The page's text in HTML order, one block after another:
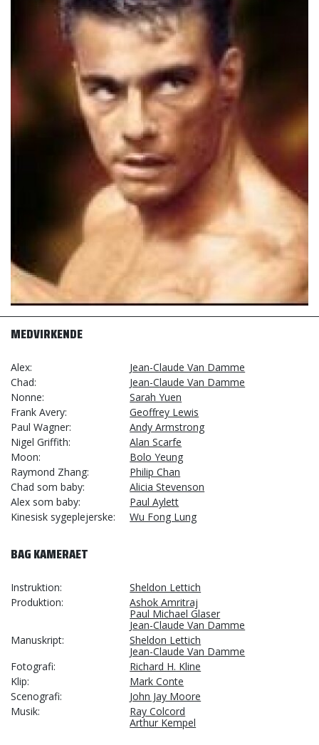
MEDVIRKENDE
Alex
Jean-Claude Van Damme
Chad
Jean-Claude Van Damme
Nonne
Sarah Yuen
Frank Avery
Geoffrey Lewis
Paul Wagner
Andy Armstrong
Nigel Griffith
Alan Scarfe
Moon
Bolo Yeung
Raymond Zhang
Philip Chan
Chad som baby
Alicia Stevenson
Alex som baby
Paul Aylett
Kinesisk sygeplejerske
Wu Fong Lung
BAG KAMERAET
Instruktion
Sheldon Lettich
Produktion
Ashok Amritraj
Paul Michael Glaser
Jean-Claude Van Damme
Manuskript
Sheldon Lettich
Jean-Claude Van Damme
Fotografi
Richard H. Kline
Klip
Mark Conte
Scenografi
John Jay Moore
Musik
Ray Colcord
Arthur Kempel